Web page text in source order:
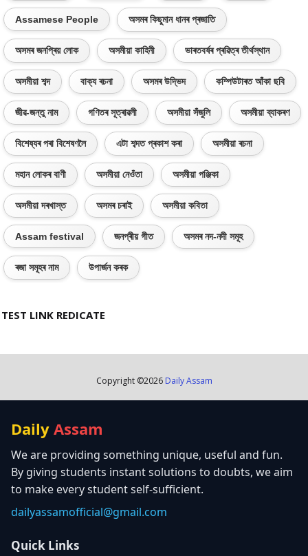
Assamese People অসমৰ কিছুমান ধানৰ প্ৰজাতি
অসমৰ জনপ্ৰিয় লোক অসমীয়া কাহিনী ভাৰতবৰ্ষৰ প্ৰৱিত্ৰ তীৰ্থস্থান
অসমীয়া শব্দ বাক্য ৰচনা অসমৰ উদ্ভিদ কম্পিউটাৰত আঁকা ছবি
জীৱ-জন্তু নাম গণিতৰ সূত্ৰাৱলী অসমীয়া সঁজুলি অসমীয়া ব্যাকৰণ
বিশেষ্যৰ পৰা বিশেষণলৈ এটা শব্দত প্ৰকাশ কৰা অসমীয়া ৰচনা
মহান লোকৰ বাণী অসমীয়া নেওঁতা অসমীয়া পঞ্জিকা
অসমীয়া দৰখাস্ত অসমৰ চৰাই অসমীয়া কবিতা
Assam festival জনপ্ৰীয় গীত অসমৰ নদ-নদী সমূহ
ৰজা সমূহৰ নাম উপাৰ্জন কৰক
TEST LINK REDICATE
Copyright ©2026 Daily Assam
Daily Assam
We are providing something unique, useful and fun.
By giving students instant solutions to doubts, we aim
to make every student self-sufficient.
dailyassamofficial@gmail.com
Quick Links